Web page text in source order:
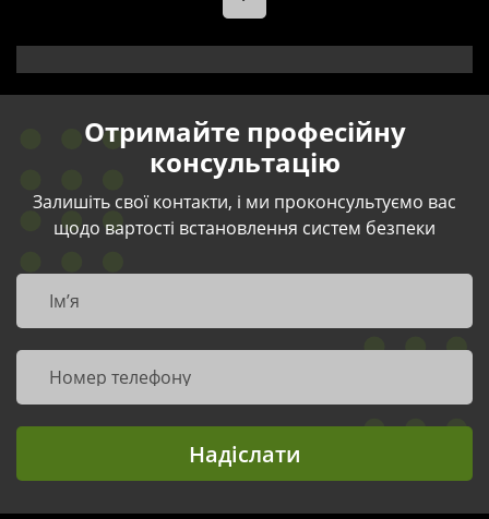
Отримайте професійну
консультацію
Залишіть свої контакти, і ми проконсультуємо вас
щодо вартості встановлення систем безпеки
Надіслати